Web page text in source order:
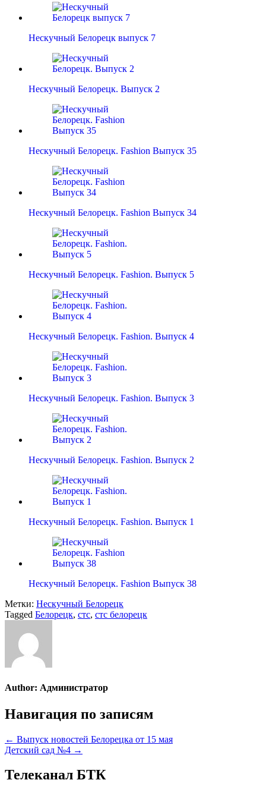
Нескучный Белорецк выпуск 7
Нескучный Белорецк. Выпуск 2
Нескучный Белорецк. Fashion Выпуск 35
Нескучный Белорецк. Fashion Выпуск 34
Нескучный Белорецк. Fashion. Выпуск 5
Нескучный Белорецк. Fashion. Выпуск 4
Нескучный Белорецк. Fashion. Выпуск 3
Нескучный Белорецк. Fashion. Выпуск 2
Нескучный Белорецк. Fashion. Выпуск 1
Нескучный Белорецк. Fashion Выпуск 38
Метки: Нескучный Белорецк
Tagged Белорецк, стс, стс белорецк
Author: Администратор
Навигация по записям
← Выпуск новостей Белорецка от 15 мая
Детский сад №4 →
Телеканал БТК